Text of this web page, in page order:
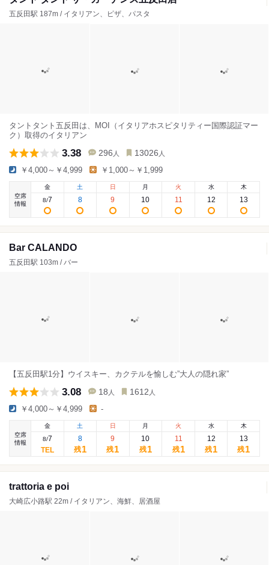
五反田駅 187m / イタリアン、ピザ、パスタ
タントタント五反田は、MOI（イタリアホスピタリティー国際認証マー
ク）取得のイタリアン
3.38 296 人 13026 人
￥4,000～￥4,999 ￥1,000～￥1,999
空席
情報
金
8/7
土
8
日
9
月
10
火
11
水
12
木
13
Bar CALANDO
五反田駅 103m / バー
【五反田駅1分】ウイスキー、カクテルを愉しむ”大人の隠れ家”
3.08 18 人 1612 人
￥4,000～￥4,999 -
空席
情報
金
8/7
土
8
残1
日
9
残1
月
10
残1
火
11
残1
水
12
残1
木
13
残1
trattoria e poi
大崎広小路駅 22m / イタリアン、海鮮、居酒屋